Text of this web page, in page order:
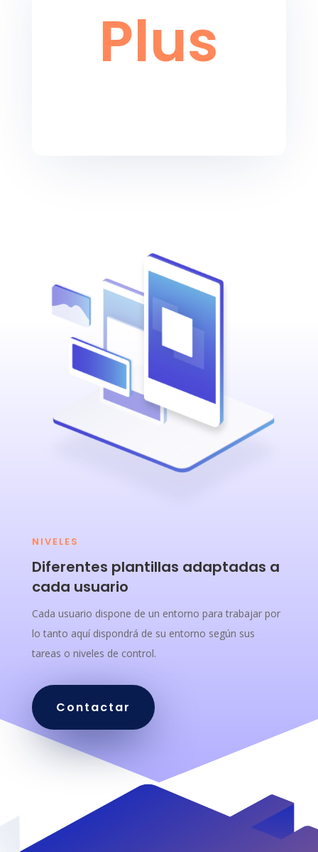
Plus
NIVELES
Diferentes plantillas adaptadas a
cada usuario
Cada usuario dispone de un entorno para trabajar por
lo tanto aquí dispondrá de su entorno según sus
tareas o niveles de control.
Contactar